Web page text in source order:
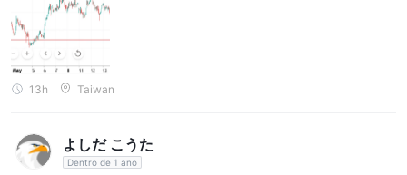
globais. Esta ferramenta permite que os traders se mantenham
informados sobre anúncios importantes, como decisões de
bancos centrais, lançamentos de dados econômicos (como
relatórios de PIB e números de emprego) e eventos geopolíticos
Social Trading
13h Taiwan
よしだ こうた
Dentro de 1 ano